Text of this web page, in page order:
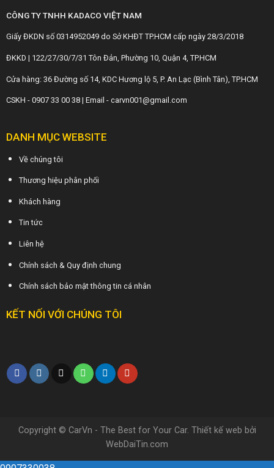
CÔNG TY TNHH KADACO VIỆT NAM
Giấy ĐKDN số 0314952049 do Sở KHĐT TP.HCM cấp ngày 28/3/2018
ĐKKD | 122/27/30/7/31 Tôn Đản, Phường 10, Quận 4, TP.HCM
Cửa hàng: 36 Đường số 14, KDC Hương lộ 5, P. An Lạc (Bình Tân), TP.HCM
CSKH - 0907 33 00 38 | Email - carvn001@gmail.com
DANH MỤC WEBSITE
Về chúng tôi
Thương hiệu phân phối
Khách hàng
Tin tức
Liên hệ
Chính sách & Quy định chung
Chính sách bảo mật thông tin cá nhân
KẾT NỐI VỚI CHÚNG TÔI
Copyright © CarVn - The Best for Your Car. Thiết kế web bởi
WebDaiTin.com